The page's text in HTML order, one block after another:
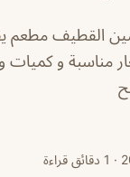
القطيف مطعم
مناسبة و كميات